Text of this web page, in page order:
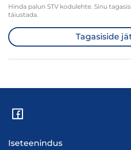
Hinda palun STV kodulehte. Sinu
täiustada.
Tagasiside
Iseteenindus